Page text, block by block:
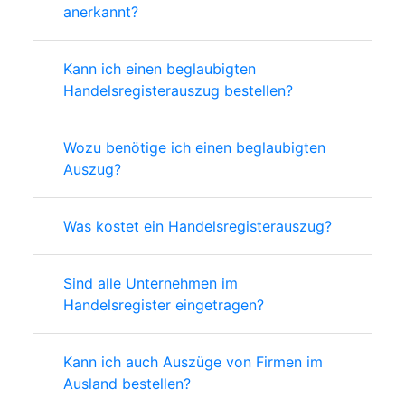
anerkannt?
Kann ich einen beglaubigten
Handelsregisterauszug bestellen?
Wozu benötige ich einen beglaubigten
Auszug?
Was kostet ein Handelsregisterauszug?
Sind alle Unternehmen im
Handelsregister eingetragen?
Kann ich auch Auszüge von Firmen im
Ausland bestellen?